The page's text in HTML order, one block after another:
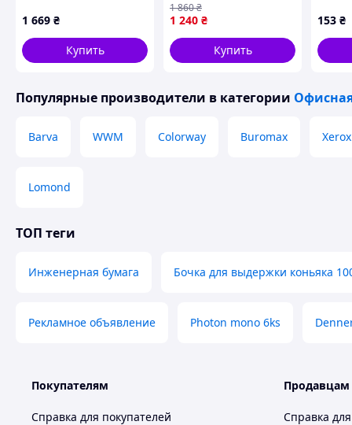
Есть вопросы? Хотите индивидуальную консультацию?
Похожие товары по характеристикам
м 10x15 500л.
1 669 ₴
Купить
графики с высокой
цветопередачей
FLAME
1 240 ₴
1 860₴
Купить
153 ₴
Популярные производители в категории
Barva WWM Colorway Buromax Xerox
Lomond
ТОП теги
Инженерная бумага Бочка для выдержки коньяка
Рекламное объявление Photon mono 6ks
Покупателям
Справка для покупателей
Продавцам
Справка